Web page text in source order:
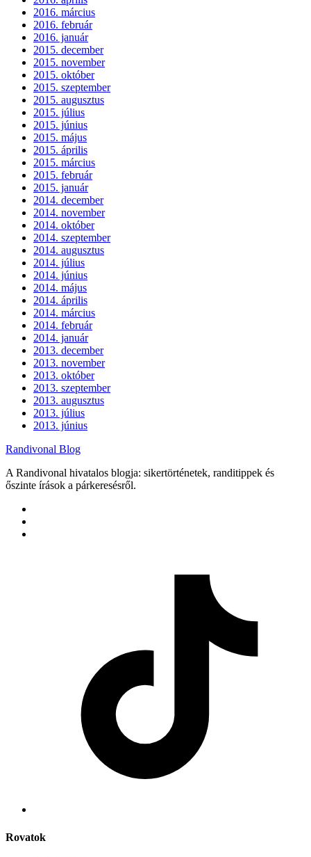
2016. március
2016. február
2016. január
2015. december
2015. november
2015. október
2015. szeptember
2015. augusztus
2015. július
2015. június
2015. május
2015. április
2015. március
2015. február
2015. január
2014. december
2014. november
2014. október
2014. szeptember
2014. augusztus
2014. július
2014. június
2014. május
2014. április
2014. március
2014. február
2014. január
2013. december
2013. november
2013. október
2013. szeptember
2013. augusztus
2013. július
2013. június
Randivonal Blog
A Randivonal hivatalos blogja: sikertörténetek, randitippek és
őszinte írások a párkeresésről.
Rovatok